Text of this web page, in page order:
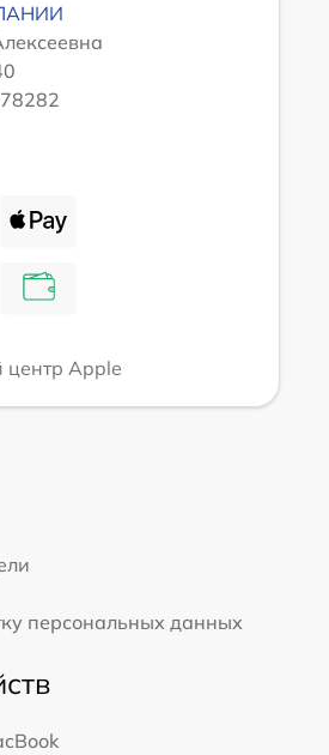
Apple
персональных данных